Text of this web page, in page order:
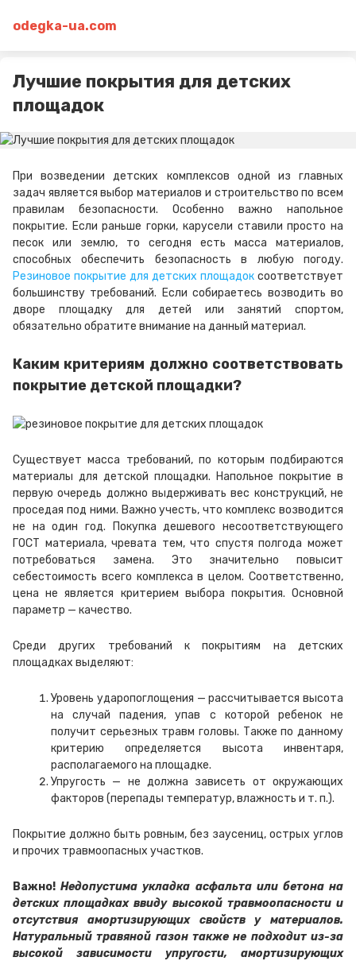
odegka-ua.com
Лучшие покрытия для детских
площадок
При возведении детских комплексов одной из главных
задач является выбор материалов и строительство по всем
правилам безопасности. Особенно важно напольное
покрытие. Если раньше горки, карусели ставили просто на
песок или землю, то сегодня есть масса материалов,
способных обеспечить безопасность в любую погоду.
Резиновое покрытие для детских площадок соответствует
большинству требований. Если собираетесь возводить во
дворе площадку для детей или занятий спортом,
обязательно обратите внимание на данный материал.
Каким критериям должно соответствовать
покрытие детской площадки?
Существует масса требований, по которым подбираются
материалы для детской площадки. Напольное покрытие в
первую очередь должно выдерживать вес конструкций, не
проседая под ними. Важно учесть, что комплекс возводится
не на один год. Покупка дешевого несоответствующего
ГОСТ материала, чревата тем, что спустя полгода может
потребоваться замена. Это значительно повысит
себестоимость всего комплекса в целом. Соответственно,
цена не является критерием выбора покрытия. Основной
параметр — качество.
Среди других требований к покрытиям на детских
площадках выделяют:
Уровень ударопоглощения — рассчитывается высота
на случай падения, упав с которой ребенок не
получит серьезных травм головы. Также по данному
критерию определяется высота инвентаря,
располагаемого на площадке.
Упругость — не должна зависеть от окружающих
факторов (перепады температур, влажность и т. п.).
Покрытие должно быть ровным, без заусениц, острых углов
и прочих травмоопасных участков.
Важно!Недопустима укладка асфальта или бетона на
детских площадках ввиду высокой травмоопасности и
отсутствия амортизирующих свойств у материалов.
Натуральный травяной газон также не подходит из-за
высокой зависимости упругости, амортизирующих